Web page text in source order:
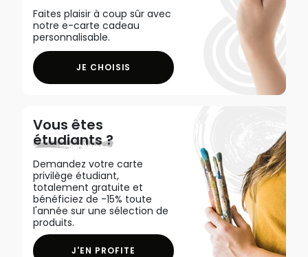
Faites plaisir à coup sûr avec
notre e-carte cadeau
personnalisable.
JE CHOISIS
Vous êtes
étudiants ?
Demandez votre carte
privilège étudiant,
totalement gratuite et
bénéficiez de -15% toute
l'année sur une sélection de
produits.
J'EN PROFITE